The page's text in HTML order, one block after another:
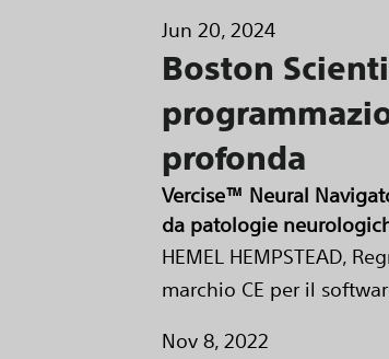
Jun 20, 2024
Boston
profonda
Vercise™ Neural
da patologie
HEMEL HEMPSTEAD,
marchio CE per il
Nov 8, 2022